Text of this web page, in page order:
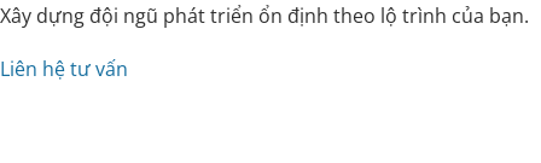
Xây dựng đội ngũ phát triển ổn định theo lộ trình của bạn.
Liên hệ tư vấn